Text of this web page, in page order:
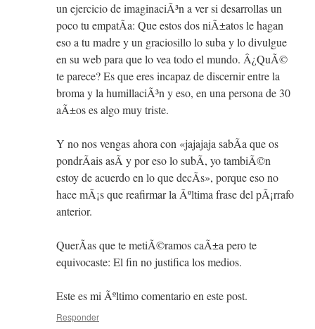
un ejercicio de imaginaciÃ³n a ver si desarrollas un
poco tu empatÃ­a: Que estos dos niÃ±atos le hagan
eso a tu madre y un graciosillo lo suba y lo divulgue
en su web para que lo vea todo el mundo. Â¿QuÃ©
te parece? Es que eres incapaz de discernir entre la
broma y la humillaciÃ³n y eso, en una persona de 30
aÃ±os es algo muy triste.
Y no nos vengas ahora con «jajajaja sabÃ­a que os
pondrÃ­ais asÃ­ y por eso lo subÃ­, yo tambiÃ©n
estoy de acuerdo en lo que decÃ­s», porque eso no
hace mÃ¡s que reafirmar la Ãºltima frase del pÃ¡rrafo
anterior.
QuerÃ­as que te metiÃ©ramos caÃ±a pero te
equivocaste: El fin no justifica los medios.
Este es mi Ãºltimo comentario en este post.
Responder